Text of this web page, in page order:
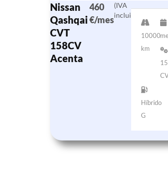
Nissan
Qashqai
CVT
158CV
Acenta
460
€/mes
(IVA
incluido)
10000
km
Híbrido
G